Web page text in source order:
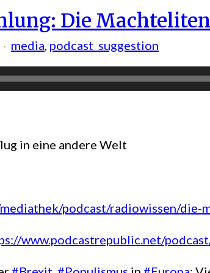
Die
media podcast_suggestion
in eine andere Welt
podcast/radiowissen/
www.podcastrepublic.net/